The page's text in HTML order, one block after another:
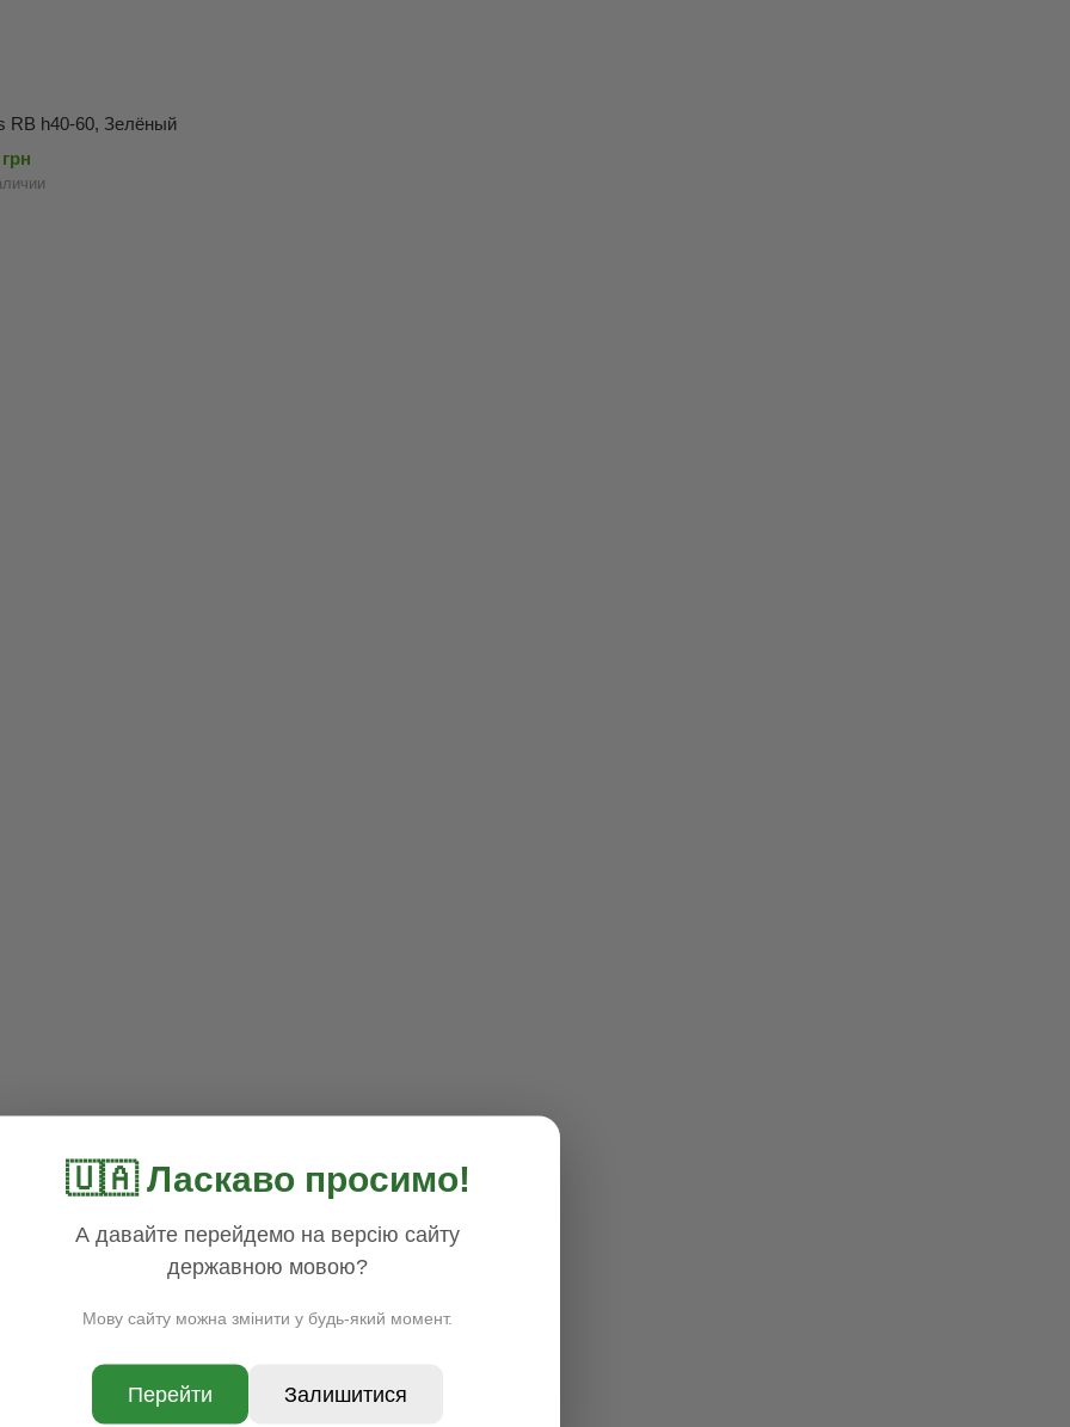
RB h40-60, Зелёный
🇺🇦 Ласкаво просимо!
А давайте перейдемо на версію сайту
державною мовою?
Мову сайту можна змінити у будь-який момент.
Перейти Залишитися